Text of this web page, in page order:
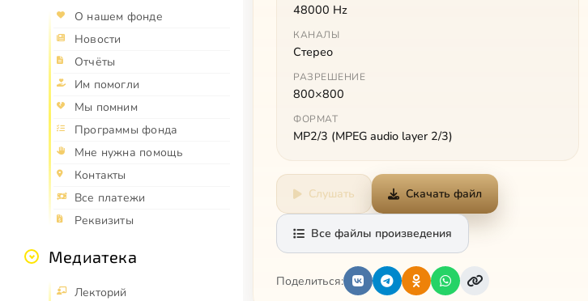
О нашем фонде
Новости
Отчёты
Им помогли
Мы помним
Программы фонда
Мне нужна помощь
Контакты
Все платежи
Реквизиты
Медиатека
Лекторий
48000 Hz
КАНАЛЫ
Стерео
РАЗРЕШЕНИЕ
800×800
ФОРМАТ
MP2/3 (MPEG audio layer 2/3)
Слушать Скачать файл
Все файлы произведения
Поделиться: